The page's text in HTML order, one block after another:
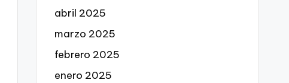
abril 2025
marzo 2025
febrero 2025
enero 2025